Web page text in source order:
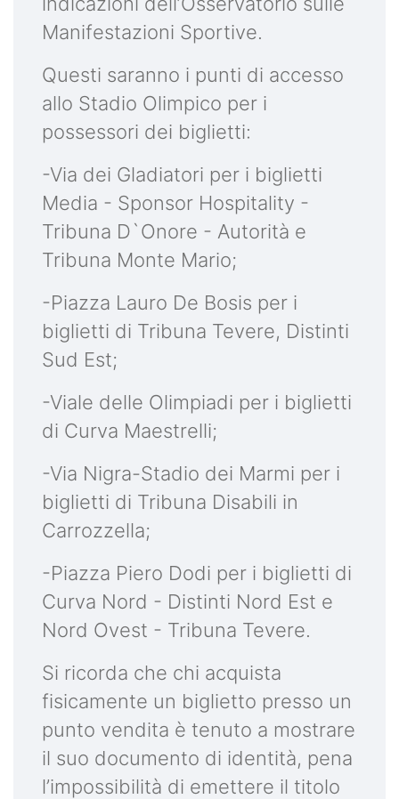
Manifestazioni Sportive.
Questi saranno i punti di accesso
allo Stadio Olimpico per i
possessori dei biglietti:
-Via dei Gladiatori per i biglietti
Media - Sponsor Hospitality -
Tribuna D`Onore - Autorità e
Tribuna Monte Mario;
-Piazza Lauro De Bosis per i
biglietti di Tribuna Tevere, Distinti
Sud Est;
-Viale delle Olimpiadi per i biglietti
di Curva Maestrelli;
-Via Nigra-Stadio dei Marmi per i
biglietti di Tribuna Disabili in
Carrozzella;
-Piazza Piero Dodi per i biglietti di
Curva Nord - Distinti Nord Est e
Nord Ovest - Tribuna Tevere.
Si ricorda che chi acquista
fisicamente un biglietto presso un
punto vendita è tenuto a mostrare
il suo documento di identità, pena
l’impossibilità di emettere il titolo